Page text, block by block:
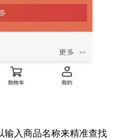
输入商品名称来精准查找